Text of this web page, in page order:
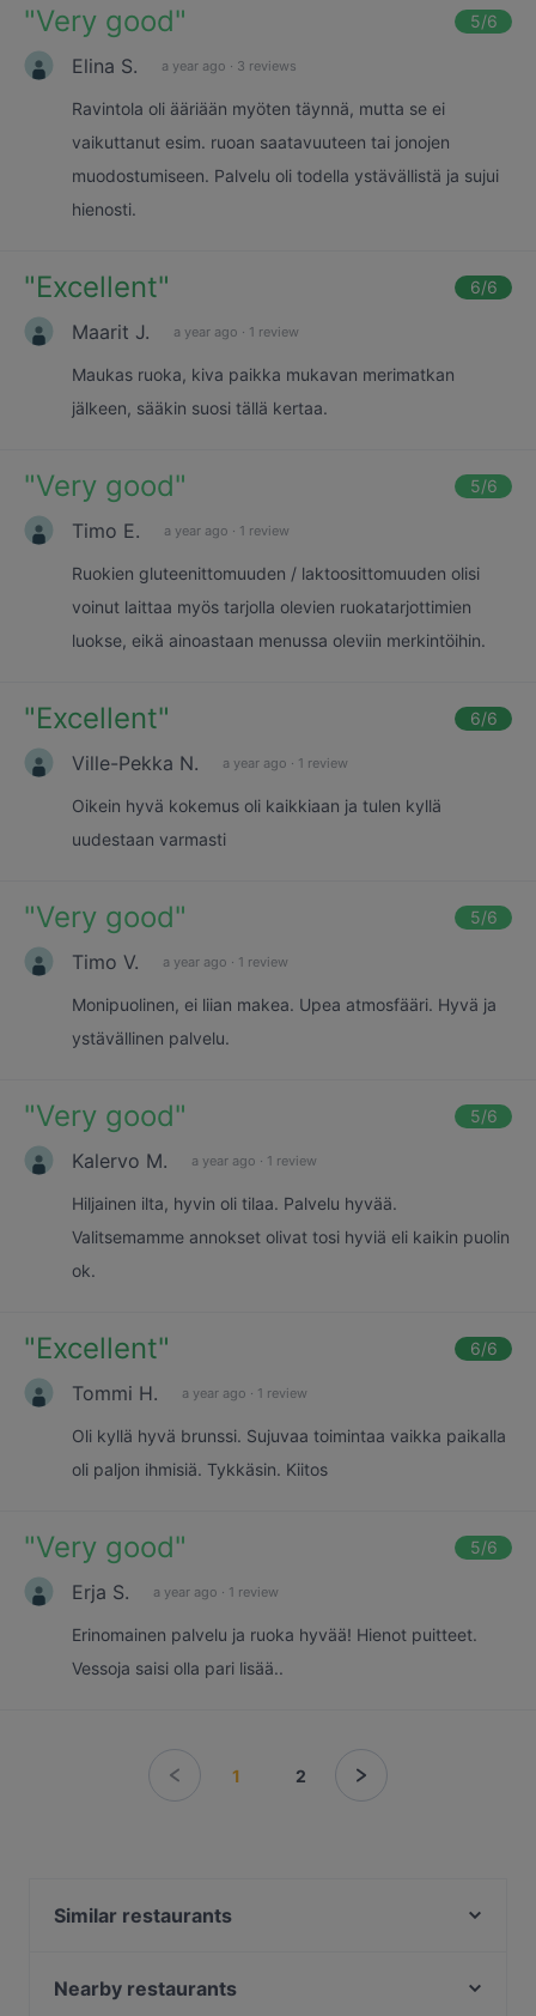
"Very good" 5/6
Elina S. a year ago · 3 reviews
Ravintola oli ääriään myöten täynnä, mutta se ei
vaikuttanut esim. ruoan saatavuuteen tai jonojen
muodostumiseen. Palvelu oli todella ystävällistä ja sujui
hienosti.
"Excellent" 6/6
Maarit J. a year ago · 1 review
Maukas ruoka, kiva paikka mukavan merimatkan
jälkeen, sääkin suosi tällä kertaa.
"Very good" 5/6
Timo E. a year ago · 1 review
Ruokien gluteenittomuuden / laktoosittomuuden olisi
voinut laittaa myös tarjolla olevien ruokatarjottimien
luokse, eikä ainoastaan menussa oleviin merkintöihin.
"Excellent" 6/6
Ville-Pekka N. a year ago · 1 review
Oikein hyvä kokemus oli kaikkiaan ja tulen kyllä
uudestaan varmasti
"Very good" 5/6
Timo V. a year ago · 1 review
Monipuolinen, ei liian makea. Upea atmosfääri. Hyvä ja
ystävällinen palvelu.
"Very good" 5/6
Kalervo M. a year ago · 1 review
Hiljainen ilta, hyvin oli tilaa. Palvelu hyvää.
Valitsemamme annokset olivat tosi hyviä eli kaikin puolin
ok.
"Excellent" 6/6
Tommi H. a year ago · 1 review
Oli kyllä hyvä brunssi. Sujuvaa toimintaa vaikka paikalla
oli paljon ihmisiä. Tykkäsin. Kiitos
"Very good" 5/6
Erja S. a year ago · 1 review
Erinomainen palvelu ja ruoka hyvää! Hienot puitteet.
Vessoja saisi olla pari lisää..
1 2
Similar restaurants
Mad Finn Distillery Co. Pyynikin Trikoo
Nearby restaurants